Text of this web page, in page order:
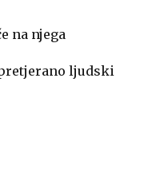
na njega
ljudski